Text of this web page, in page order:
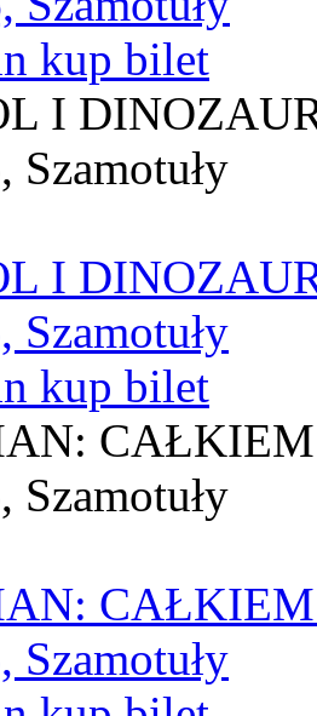
kup bilet
I
Szamotuły
I
Szamotuły
kup bilet
Szamotuły
Szamotuły